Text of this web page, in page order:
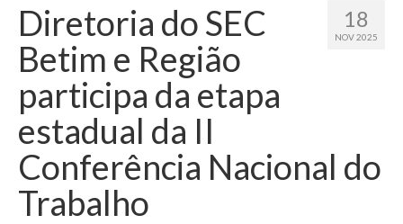
O Sindicato
Histórico
Sede e Subsedes
Departamentos
Esporte e Cultura
Jurídico
18
NOV 2025
Diretoria do SEC
Betim e Região
participa da etapa
estadual da II
Conferência Nacional do
Trabalho